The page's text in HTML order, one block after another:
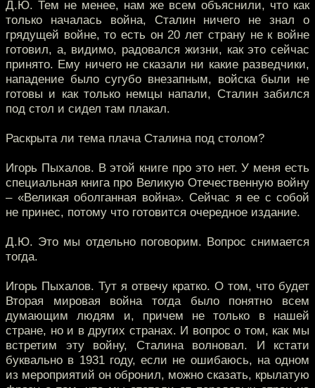
Д.Ю. Тем не менее, нам же всем объяснили, что как
только началась война, Сталин ничего не знал о
грядущей войне, то есть он 20 лет страну не к войне
готовил, а, видимо, радовался жизни, как это сейчас
принято. Ему ничего не сказали ни какие разведчики,
нападение было сугубо внезапным, войска были не
готовы и как только немцы напали, Сталин забился
под стол и сидел там плакал.
Раскрыта ли тема плача Сталина под столом?
Игорь Пыхалов. В этой книге про это нет. У меня есть
специальная книга про Великую Отечественную войну
– «Великая оболганная война». Сейчас я ее с собой
не принес, потому что готовится очередное издание.
Д.Ю. Это мы отдельно поговорим. Вопрос снимается
тогда.
Игорь Пыхалов. Тут я отвечу кратко. О том, что будет
Вторая мировая война тогда было понятно всем
думающим людям и, причем не только в нашей
стране, но и в других странах. И вопрос о том, как мы
встретим эту войну, Сталина волновал. И кстати
буквально в 1931 году, если не ошибаюсь, на одном
из мероприятий он обронил, можно сказать, крылатую